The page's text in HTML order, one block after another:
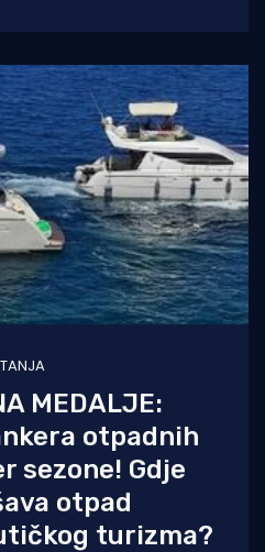
MEDALJE:
otpadnih
sezone! Gdje
otpad
turizma?